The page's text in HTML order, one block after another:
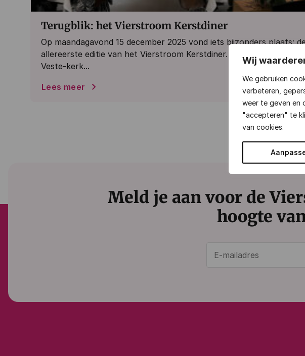
Wij
We gebruiken
verbeteren,
weer te geven en
"accepteren" te
van cookies.
Terugblik: het Vierstroom Kerstdiner
Op maandagavond 15 december 2025 vond iets bijzonders plaats:
allereerste editie van het Vierstroom Kerstdiner. In de sfeervolle
Veste-kerk...
Lees meer
Meld je aan voor de
hoogte